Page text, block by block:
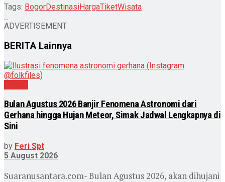
Tags: BogorDestinasiHargaTiketWisata
ADVERTISEMENT
BERITA Lainnya
Bulan Agustus 2026 Banjir Fenomena Astronomi dari
Gerhana hingga Hujan Meteor, Simak Jadwal Lengkapnya di
Sini
by Feri Spt
5 August 2026
Suaranusantara.com- Bulan Agustus 2026, akan dihujani